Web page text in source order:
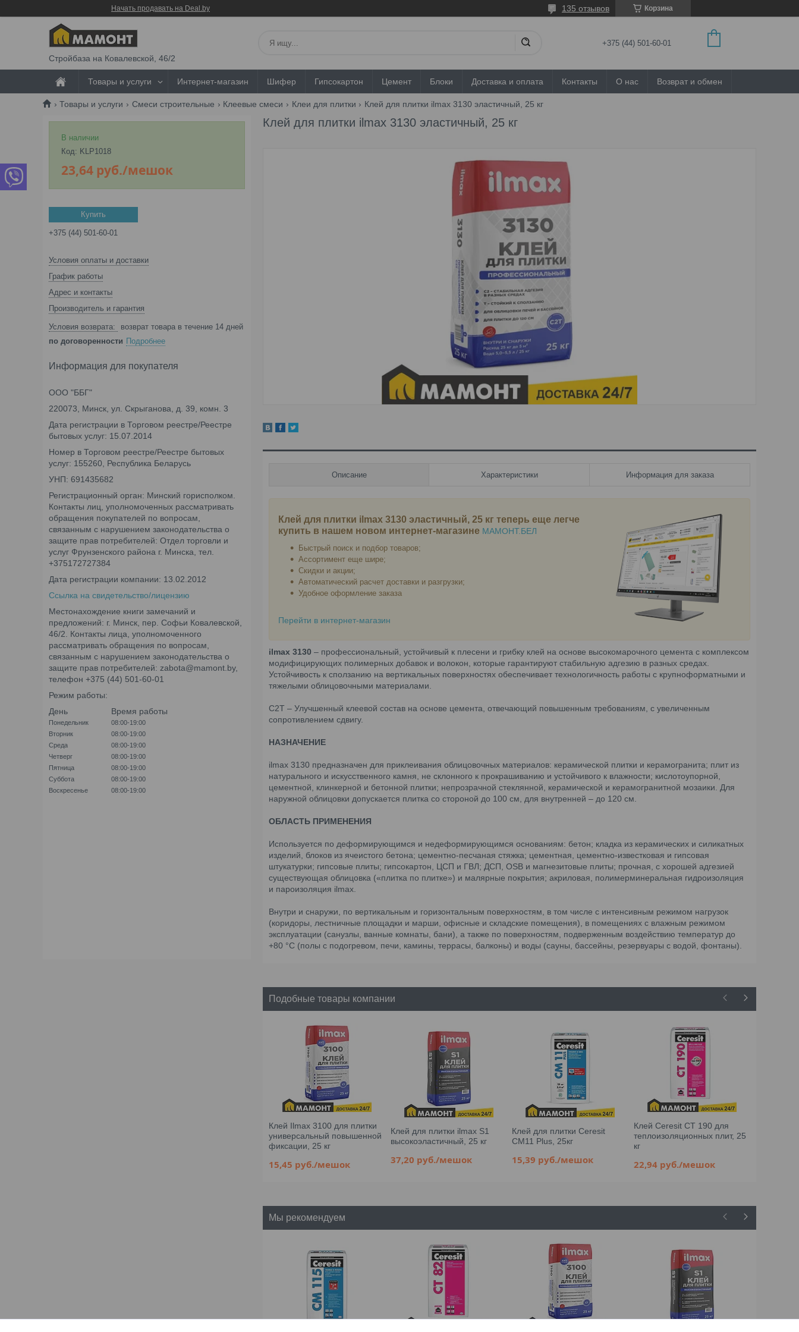
Начать продавать на Deal.by Корзина
135 отзывов
Стройбаза на Ковалевской, 46/2
+375 (44) 501-60-01
Товары и услуги Интернет-магазин Шифер Гипсокартон Цемент Блоки Доставка и оплата Контакты О нас Возврат и обмен
Товары и услуги Смеси строительные Клеевые смеси Клеи для плитки Клей для плитки ilmax 3130 эластичный, 25 кг
Клей для плитки ilmax 3130 эластичный, 25 кг
Описание Характеристики Информация для заказа
Клей для плитки ilmax 3130 эластичный, 25 кг теперь еще легче
купить в нашем новом интернет-магазине МАМОНТ.БЕЛ
Быстрый поиск и подбор товаров;
Ассортимент еще шире;
Скидки и акции;
Автоматический расчет доставки и разгрузки;
Удобное оформление заказа
Перейти в интернет-магазин
ilmax 3130 – профессиональный, устойчивый к плесени и грибку клей на основе высокомарочного цемента с комплексом
модифицирующих полимерных добавок и волокон, которые гарантируют стабильную адгезию в разных средах.
Устойчивость к сползанию на вертикальных поверхностях обеспечивает технологичность работы с крупноформатными и
тяжелыми облицовочными материалами.
C2T – Улучшенный клеевой состав на основе цемента, отвечающий повышенным требованиям, с увеличенным
сопротивлением сдвигу.
НАЗНАЧЕНИЕ
ilmax 3130 предназначен для приклеивания облицовочных материалов: керамической плитки и керамогранита; плит из
натурального и искусственного камня, не склонного к прокрашиванию и устойчивого к влажности; кислотоупорной,
цементной, клинкерной и бетонной плитки; непрозрачной стеклянной, керамической и керамогранитной мозаики. Для
наружной облицовки допускается плитка со стороной до 100 см, для внутренней – до 120 см.
ОБЛАСТЬ ПРИМЕНЕНИЯ
Используется по деформирующимся и недеформирующимся основаниям: бетон; кладка из керамических и силикатных
изделий, блоков из ячеистого бетона; цементно-песчаная стяжка; цементная, цементно-известковая и гипсовая
штукатурки; гипсовые плиты; гипсокартон, ЦСП и ГВЛ; ДСП, OSB и магнезитовые плиты; прочная, с хорошей адгезией
существующая облицовка («плитка по плитке») и малярные покрытия; акриловая, полимерминеральная гидроизоляция
и пароизоляция ilmax.
Внутри и снаружи, по вертикальным и горизонтальным поверхностям, в том числе с интенсивным режимом нагрузок
(коридоры, лестничные площадки и марши, офисные и складские помещения), в помещениях с влажным режимом
эксплуатации (санузлы, ванные комнаты, бани), а также по поверхностям, подверженным воздействию температур до
+80 °C (полы с подогревом, печи, камины, террасы, балконы) и воды (сауны, бассейны, резервуары с водой, фонтаны).
Подобные товары компании
Клей Ilmax 3100 для плитки
универсальный повышенной
фиксации, 25 кг
15,45 руб./мешок
Клей для плитки ilmax S1
высокоэластичный, 25 кг
37,20 руб./мешок
Клей для плитки Ceresit
CM11 Plus, 25кг
15,39 руб./мешок
Клей Ceresit CT 190 для
теплоизоляционных плит, 25
кг
22,94 руб./мешок
Мы рекомендуем
В наличии
Код: KLP1018
23,64 руб./мешок
Купить
+375 (44) 501-60-01
Условия оплаты и доставки
График работы
Адрес и контакты
Производитель и гарантия
возврат товара в течение 14 дней
по договоренности Подробнее
Информация для покупателя
ООО "ББГ"
220073, Минск, ул. Скрыганова, д. 39, комн. 3
Дата регистрации в Торговом реестре/Реестре
бытовых услуг: 15.07.2014
Номер в Торговом реестре/Реестре бытовых
услуг: 155260, Республика Беларусь
УНП: 691435682
Регистрационный орган: Минский горисполком.
Контакты лиц, уполномоченных рассматривать
обращения покупателей по вопросам,
связанным с нарушением законодательства о
защите прав потребителей: Отдел торговли и
услуг Фрунзенского района г. Минска, тел.
+375172727384
Дата регистрации компании: 13.02.2012
Ссылка на свидетельство/лицензию
Местонахождение книги замечаний и
предложений: г. Минск, пер. Софьи Ковалевской,
46/2. Контакты лица, уполномоченного
рассматривать обращения по вопросам,
связанным с нарушением законодательства о
защите прав потребителей: zabota@mamont.by,
телефон +375 (44) 501-60-01
Режим работы:
День
Время работы
Понедельник
08:00-19:00
Вторник
08:00-19:00
Среда
08:00-19:00
Четверг
08:00-19:00
Пятница
08:00-19:00
Суббота
08:00-19:00
Воскресенье
08:00-19:00